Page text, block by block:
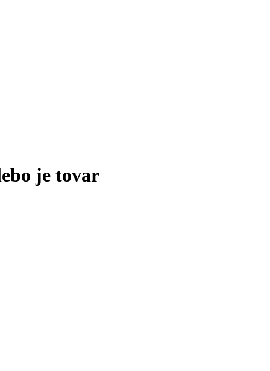
je tovar